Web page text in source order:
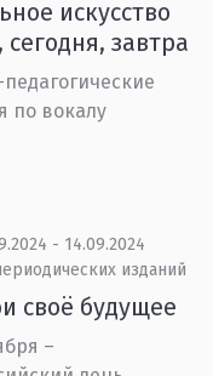
искусство
сегодня, завтра
по вокалу
- 14.09.2024
изданий
своё будущее
–